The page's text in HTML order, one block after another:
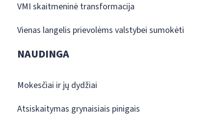
VMI skaitmeninė transformacija
Vienas langelis prievolėms valstybei sumokėti
NAUDINGA
Mokesčiai ir jų dydžiai
Atsiskaitymas grynaisiais pinigais